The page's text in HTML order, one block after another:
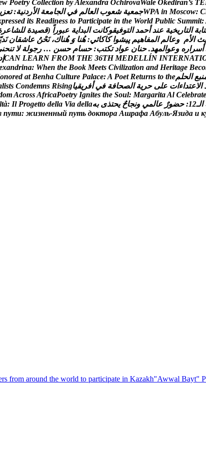
w Poetry Collection byAlexandra OchirovaWale Okediran’s TE
WPA in Moscow: C جمعية شعوب العالم في الجامعة الردنية: تعزي
pressed its Readiness to Participate in the World Public Summit:
تابة التاريخية عند أحمد التوفيقوكانت البداية عبورا (قصيدة للشاعر
يث الم وعالم المفاهيم پیشوا کاکائي: هنا و هناك، نحن عاشقان ند
أسراره وعوالمهد. حنان عواد تكتب: حسام حسن … رجولة ل تنحن
CAN LEARN FROM THE 36TH MEDELLÍN INTERNATI إ
xandrina: When the Book Meets Civilization and Heritage Beco
نبع الحلم onored at Benha Culture Palace:A Poet Returns to the
العتداءات على حرية الصحافة في أفريقيا lists Condemns Rising
omAcrossAfricaPoetry Ignites the Soul: MargaritaAl Celebrate
الـ 12
: حضور عالمي ونجاح يحتذى به ltà: Il Progetto della Via della
пути: жизненный путь доктора Ашрафа Абуль-Язида и к
"Awwal Bayt"